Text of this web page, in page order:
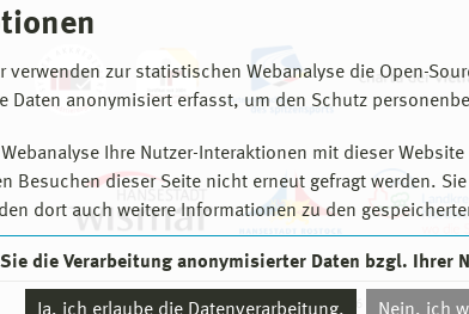
verwenden zur statistischen Webanalyse die Open-
Daten anonymisiert erfasst, um den Schutz
Ihre Nutzer-Interaktionen mit dieser
Besuchen dieser Seite nicht erneut gefragt werden.
dort auch weitere Informationen zu den
Sie die Verarbeitung anonymisierter Daten bzgl. Ihrer
© 2026 Hochschule